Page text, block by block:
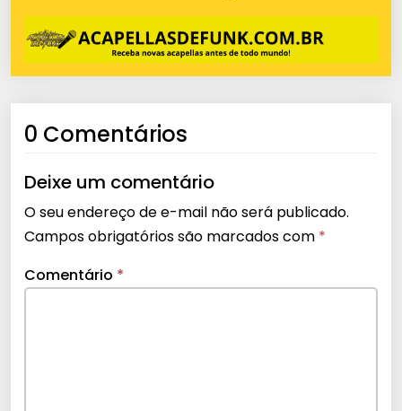
0 Comentários
Deixe um comentário
O seu endereço de e-mail não será publicado.
Campos obrigatórios são marcados com *
Comentário *